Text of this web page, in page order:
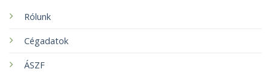
Rólunk
Cégadatok
ÁSZF